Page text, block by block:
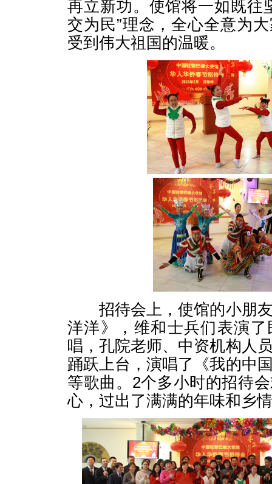
再立新功。使馆将一如既往
交为民”理念，全心全意为
受到伟大祖国的温暖。
招待会上，使馆的小朋友
洋洋》，维和士兵们表演
唱，孔院老师、中资机构人
踊跃上台，演唱了《我的中
等歌曲。2个多小时的招待
心，过出了满满的年味和乡